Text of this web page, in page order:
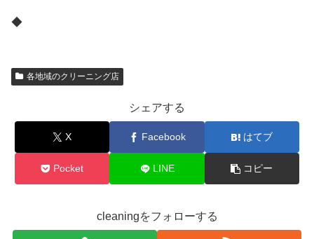
◆
各地域のクリーニング店
シェアする
X Facebook はてブ
Pocket LINE コピー
cleaningをフォローする